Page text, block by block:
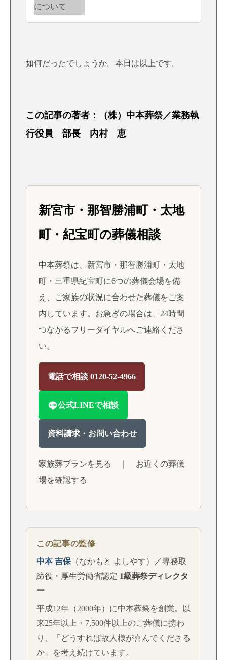
如何だったでしょうか。本日は以上です。
この記事の著者：（株）中本葬祭／業務執
行役員 部長 内村 恵
新宮市・那智勝浦町・太地
町・紀宝町の葬儀相談
中本葬祭は、新宮市・那智勝浦町・太地
町・三重県紀宝町に6つの葬儀会場を備
え、ご家族の状況に合わせた葬儀をご案
内しています。お急ぎの場合は、24時間
つながるフリーダイヤルへご連絡くださ
い。
電話で相談 0120-52-4966
公式LINEで相談
資料請求・お問い合わせ
家族葬プランを見る
お近くの葬儀
場を確認する
この記事の監修
中本 吉保 （なかもと よしやす）／専務取
締役・厚生労働省認定 1級葬祭ディレクタ
ー
平成12年（2000年）に中本葬祭を創業。以
来25年以上・7,500件以上のご葬儀に携わ
り、「どうすれば故人様が喜んでくださる
か」を考え続けています。